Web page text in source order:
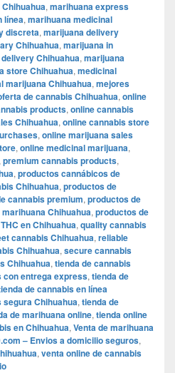
, marihuana express
línea, marihuana medicinal
discreta, marijuana delivery
Chihuahua, marijuana in
Chihuahua, marijuana
store Chihuahua, medicinal
marijuana Chihuahua, mejores
de cannabis Chihuahua, online
products, online cannabis
Chihuahua, online cannabis store
, online marijuana sales
, online medicinal marijuana,
premium cannabis products,
, productos cannábicos de
Chihuahua, productos de
cannabis premium, productos de
Chihuahua, productos de
en Chihuahua, quality cannabis
cannabis Chihuahua, reliable
Chihuahua, secure cannabis
Chihuahua, tienda de cannabis
con entrega express, tienda de
de cannabis en línea
Chihuahua, tienda de
de marihuana online, tienda online
en Chihuahua, Venta de marihuana
– Envios a domicilio seguros,
, venta online de cannabis